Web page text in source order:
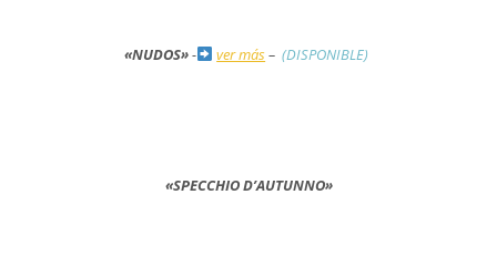
«NUDOS»- ver más– (DISPONIBLE)
«SPECCHIO D’AUTUNNO»